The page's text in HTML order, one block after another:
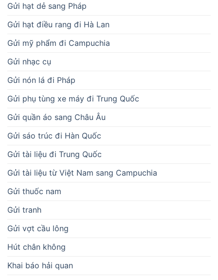
Gửi hạt dẻ sang Pháp
Gửi hạt điều rang đi Hà Lan
Gửi mỹ phẩm đi Campuchia
Gửi nhạc cụ
Gửi nón lá đi Pháp
Gửi phụ tùng xe máy đi Trung Quốc
Gửi quần áo sang Châu Âu
Gửi sáo trúc đi Hàn Quốc
Gửi tài liệu đi Trung Quốc
Gửi tài liệu từ Việt Nam sang Campuchia
Gửi thuốc nam
Gửi tranh
Gửi vợt cầu lông
Hút chân không
Khai báo hải quan